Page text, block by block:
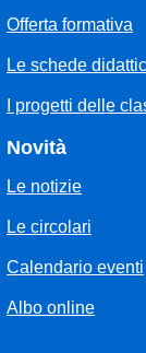
Offerta formativa
Le schede
I progetti delle
Novità
Le notizie
Le circolari
Calendario eventi
Albo online